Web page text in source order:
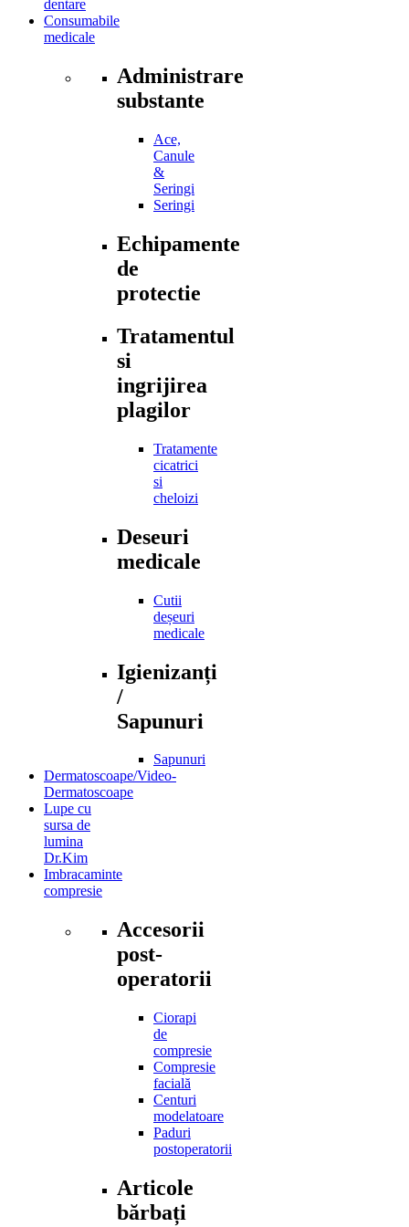
dentare
Consumabile
medicale
Administrare
substante
Ace,
Canule
&
Seringi
Seringi
Echipamente
de
protectie
Tratamentul
si
ingrijirea
plagilor
Tratamente
cicatrici
si
cheloizi
Deseuri
medicale
Cutii
deșeuri
medicale
Igienizanți
/
Sapunuri
Sapunuri
Dermatoscoape/Video-
Dermatoscoape
Lupe cu
sursa de
lumina
Dr.Kim
Imbracaminte
compresie
Accesorii
post-
operatorii
Ciorapi
de
compresie
Compresie
facială
Centuri
modelatoare
Paduri
postoperatorii
Articole
bărbați